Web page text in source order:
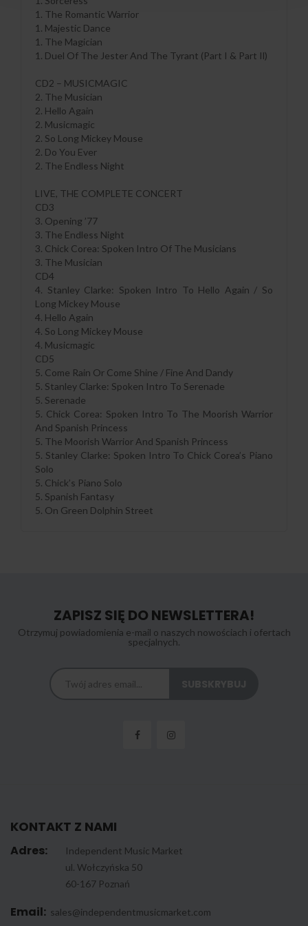
1. The Romantic Warrior
1. Majestic Dance
1. The Magician
1. Duel Of The Jester And The Tyrant (Part I & Part Il)
CD2 – MUSICMAGIC
2. The Musician
2. Hello Again
2. Musicmagic
2. So Long Mickey Mouse
2. Do You Ever
2. The Endless Night
LIVE, THE COMPLETE CONCERT
CD3
3. Opening ’77
3. The Endless Night
3. Chick Corea: Spoken Intro Of The Musicians
3. The Musician
CD4
4. Stanley Clarke: Spoken Intro To Hello Again / So
Long Mickey Mouse
4. Hello Again
4. So Long Mickey Mouse
4. Musicmagic
CD5
5. Come Rain Or Come Shine / Fine And Dandy
5. Stanley Clarke: Spoken Intro To Serenade
5. Serenade
5. Chick Corea: Spoken Intro To The Moorish Warrior
And Spanish Princess
5. The Moorish Warrior And Spanish Princess
5. Stanley Clarke: Spoken Intro To Chick Corea’s Piano
Solo
5. Chick’s Piano Solo
5. Spanish Fantasy
5. On Green Dolphin Street
ZAPISZ SIĘ DO NEWSLETTERA!
Otrzymuj powiadomienia e-mail o naszych nowościach i ofertach
specjalnych.
KONTAKT Z NAMI
Adres:
Independent Music Market
ul. Wołczyńska 50
60-167 Poznań
Email: sales@independentmusicmarket.com